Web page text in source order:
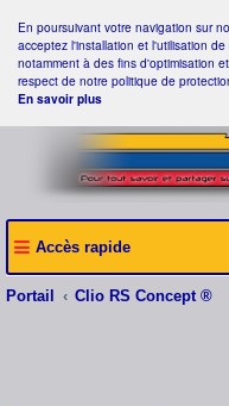
En poursuivant votre navigation sur
acceptez l'installation et l'utilisation
notamment à des fins d'optimisation
respect de notre politique de
En savoir plus
Accès rapide
Portail Clio RS Concept ®